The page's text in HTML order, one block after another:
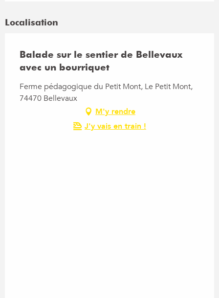
Localisation
Balade sur le sentier de Bellevaux
avec un bourriquet
Ferme pédagogique du Petit Mont, Le Petit Mont,
74470 Bellevaux
M'y rendre
J'y vais en train !